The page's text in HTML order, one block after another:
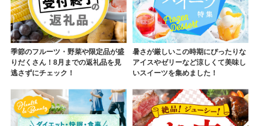
季節のフルーツ・野菜や限定品が盛
りだくさん！8月までの返礼品を見
逃さずにチェック！
暑さが厳しいこの時期にぴったりな
アイスやゼリーなど涼しくて美味し
いスイーツを集めました！